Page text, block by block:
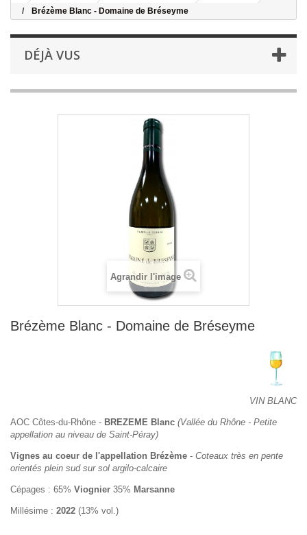
Brézème Blanc - Domaine de Bréseyme
DÉJÀ VUS
Agrandir l'image
Brézème Blanc - Domaine de Bréseyme
VIN BLANC
AOC Côtes-du-Rhône - BREZEME Blanc (Vallée du Rhône - Petite
appellation au niveau de Saint-Péray)
Vignes au coeur de l'appellation Brézème - Coteaux très en pente
orientés plein sud sur sol argilo-calcaire
Cépages : 65% Viognier 35% Marsanne
Millésime : 2022 (13% vol.)